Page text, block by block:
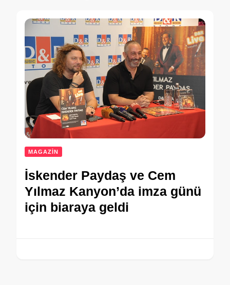
MAGAZİN
İskender Paydaş ve Cem
Yılmaz Kanyon’da imza günü
için biaraya geldi